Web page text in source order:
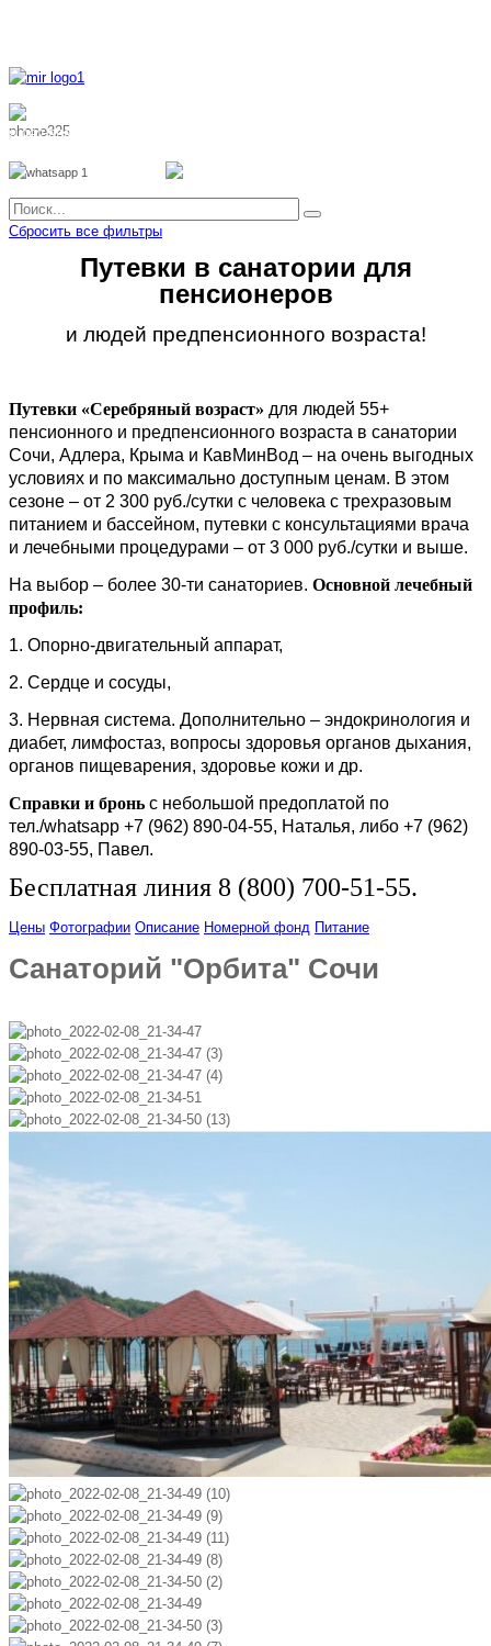
8 962 888 51 55
Сбросить все фильтры
Путевки в санатории для
пенсионеров
и людей предпенсионного возраста!
Путевки «Серебряный возраст» для людей 55+
пенсионного и предпенсионного возраста в санатории
Сочи, Адлера, Крыма и КавМинВод – на очень выгодных
условиях и по максимально доступным ценам. В этом
сезоне – от 2 300 руб./сутки с человека с трехразовым
питанием и бассейном, путевки с консультациями врача
и лечебными процедурами – от 3 000 руб./сутки и выше.
На выбор – более 30-ти санаториев. Основной лечебный
профиль:
1. Опорно-двигательный аппарат,
2. Сердце и сосуды,
3. Нервная система. Дополнительно – эндокринология и
диабет, лимфостаз, вопросы здоровья органов дыхания,
органов пищеварения, здоровье кожи и др.
Справки и бронь с небольшой предоплатой по
тел./whatsapp +7 (962) 890-04-55, Наталья, либо +7 (962)
890-03-55, Павел.
Бесплатная линия 8 (800) 700-51-55.
Цены Фотографии Описание Номерной фонд Питание
Санаторий "Орбита" Сочи